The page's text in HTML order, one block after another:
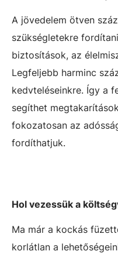
A jövedelem ötven
szükségletekre
biztosítások, az
Legfeljebb harminc
kedvteléseinkre. Így a
segíthet
fokozatosan az
fordíthatjuk.
Hol vezessük a
Ma már a kockás
korlátlan a